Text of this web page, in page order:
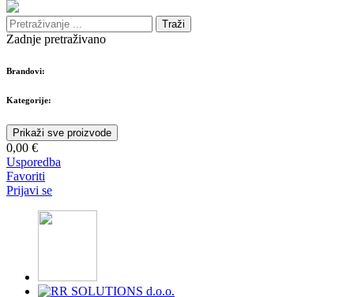
Traži
Zadnje pretraživano
Brandovi:
Kategorije:
Prikaži sve proizvode
0,00 €
Usporedba
Favoriti
Prijavi se